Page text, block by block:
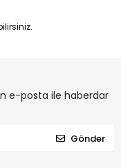
e-posta ile haberdar
Gönder